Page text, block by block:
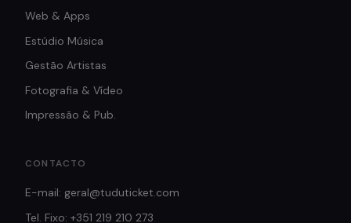
Web & Apps
Estúdio Música
Gestão Artistas
Fotografia & Vídeo
Impressão & Pub.
CONTACTO
E-mail: geral@tuduticket.com
Tel. Fixo: +351 219 210 273